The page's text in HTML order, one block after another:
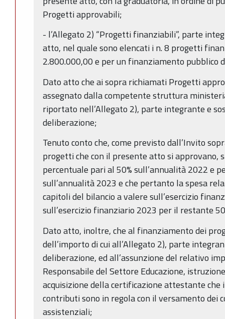
Progetti approvabili;
- l’Allegato 2) “Progetti finanziabili”, parte
atto, nel quale sono elencati i n. 8 progetti
2.800.000,00 e per un finanziamento pubblico
Dato atto che ai sopra richiamati Progetti
assegnato dalla competente struttura
riportato nell’Allegato 2), parte integrante e
deliberazione;
Tenuto conto che, come previsto dall’Invito
progetti che con il presente atto si approvano,
percentuale pari al 50% sull’annualità 2022 e
sull’annualità 2023 e che pertanto la spesa
capitoli del bilancio a valere sull’esercizio
sull’esercizio finanziario 2023 per il restante
Dato atto, inoltre, che al finanziamento dei
dell’importo di cui all’Allegato 2), parte
deliberazione, ed all’assunzione del relativo
Responsabile del Settore Educazione,
acquisizione della certificazione attestante che
contributi sono in regola con il versamento dei
assistenziali;